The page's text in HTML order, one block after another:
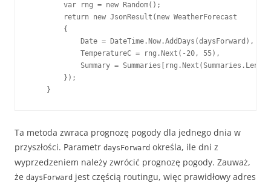
        var rng = new Random();
        return new JsonResult(new WeatherForecast
        {
            Date = DateTime.Now.AddDays(daysForward),
            TemperatureC = rng.Next(-20, 55),
Summary =
        });
    }
Ta metoda zwraca prognozę pogody dla jednego dnia w
przyszłości. Parametr daysForward określa, ile dni z
wyprzedzeniem należy zwrócić prognozę pogody. Zauważ,
że daysForward jest częścią routingu, więc prawidłowy adres